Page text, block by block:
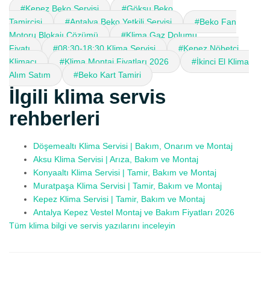
#Kepez Beko Servisi
#Göksu Beko
Tamircisi
#Antalya Beko Yetkili Servisi
#Beko Fan
Motoru Blokajı Çözümü
#Klima Gaz Dolumu
Fiyatı
#08:30-18:30 Klima Servisi
#Kepez Nöbetçi
Klimacı
#Klima Montaj Fiyatları 2026
#İkinci El Klima
Alım Satım
#Beko Kart Tamiri
İlgili klima servis
rehberleri
Döşemealtı Klima Servisi | Bakım, Onarım ve Montaj
Aksu Klima Servisi | Arıza, Bakım ve Montaj
Konyaaltı Klima Servisi | Tamir, Bakım ve Montaj
Muratpaşa Klima Servisi | Tamir, Bakım ve Montaj
Kepez Klima Servisi | Tamir, Bakım ve Montaj
Antalya Kepez Vestel Montaj ve Bakım Fiyatları 2026
Tüm klima bilgi ve servis yazılarını inceleyin